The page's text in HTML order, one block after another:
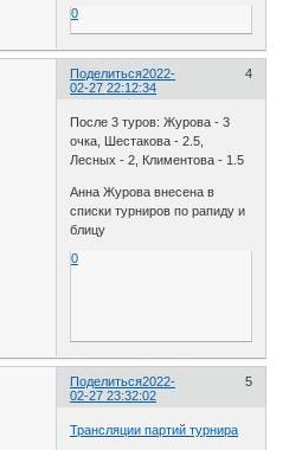
0
Поделиться 4
2022-
02-27 22:12:34
После 3 туров: Журова - 3
очка, Шестакова - 2.5,
Лесных - 2, Климентова - 1.5
Анна Журова внесена в
списки турниров по рапиду и
блицу
0
Поделиться 5
2022-
02-27 23:32:02
Трансляции партий турнира